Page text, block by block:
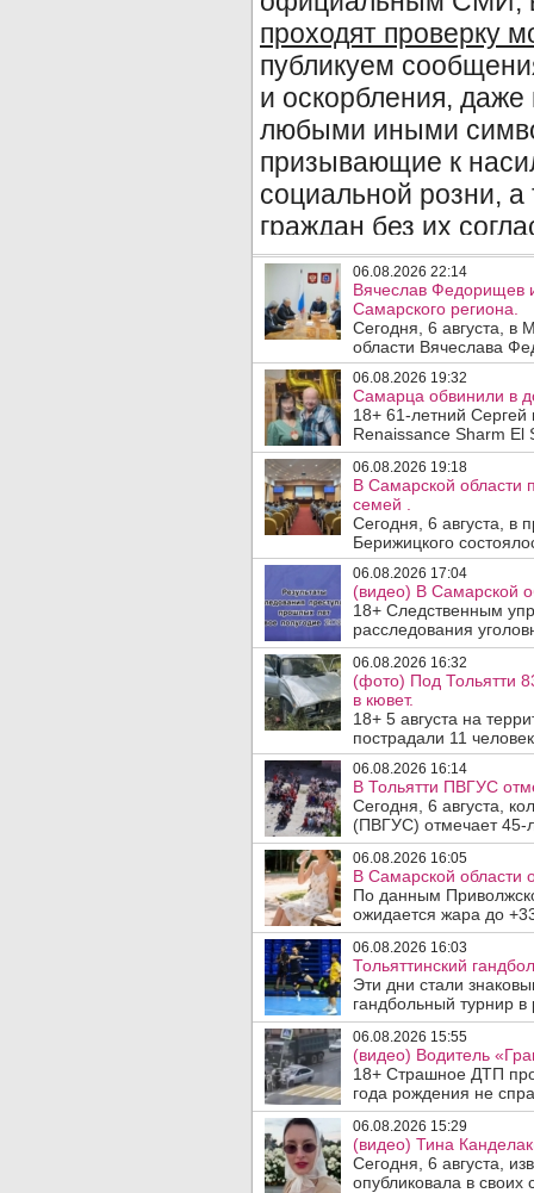
06.08.2026 22:14
Вячеслав Федорищев
Самарского региона.
Сегодня, 6 августа, в
области Вячеслава
06.08.2026 19:32
Самарца обвинили в
18+ 61-летний
Renaissance Sharm El
06.08.2026 19:18
В Самарской области
семей .
Сегодня, 6 августа, в
Берижицкого
06.08.2026 17:04
(видео) В Самарской
18+ Следственным
расследования
06.08.2026 16:32
(фото) Под Тольятти
в кювет.
18+ 5 августа на
пострадали 11
06.08.2026 16:14
В Тольятти ПВГУС
Сегодня, 6 августа,
(ПВГУС) отмечает 45-
06.08.2026 16:05
В Самарской области
По данным
ожидается жара до
06.08.2026 16:03
Тольяттинский
Эти дни стали
гандбольный турнир
06.08.2026 15:55
(видео) Водитель
18+ Страшное ДТП
года рождения не
06.08.2026 15:29
(видео) Тина
Сегодня, 6 августа,
опубликовала в своих